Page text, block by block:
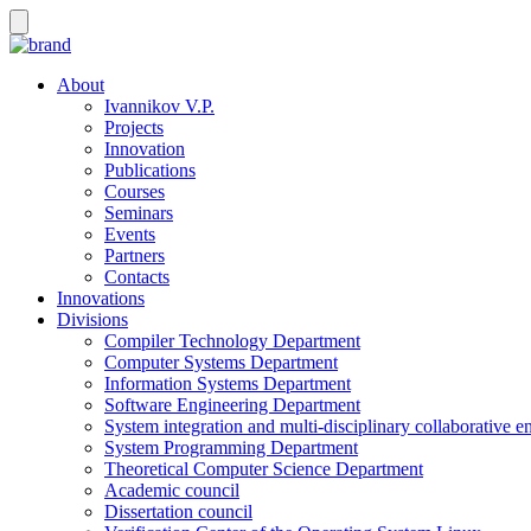
About
Ivannikov V.P.
Projects
Innovation
Publications
Courses
Seminars
Events
Partners
Contacts
Innovations
Divisions
Compiler Technology Department
Computer Systems Department
Information Systems Department
Software Engineering Department
System integration and multi-disciplinary collaborative
System Programming Department
Theoretical Computer Science Department
Academic council
Dissertation council